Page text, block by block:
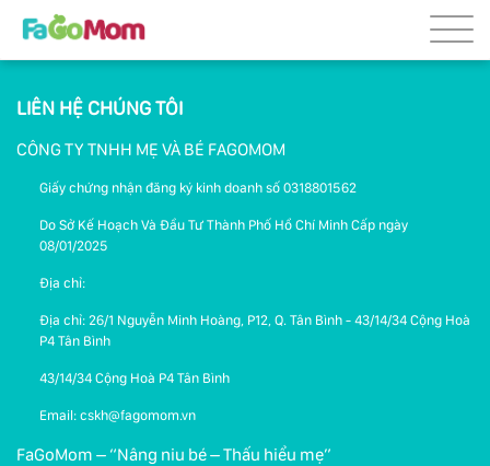
LIÊN HỆ CHÚNG TÔI
CÔNG TY TNHH MẸ VÀ BÉ FAGOMOM
Giấy chứng nhận đăng ký kinh doanh số 0318801562
Do Sở Kế Hoạch Và Đầu Tư Thành Phố Hồ Chí Minh Cấp ngày
08/01/2025
Địa chỉ:
Địa chỉ: 26/1 Nguyễn Minh Hoàng, P12, Q. Tân Bình - 43/14/34 Cộng Hoà
P4 Tân Bình
43/14/34 Cộng Hoà P4 Tân Bình
Email: cskh@fagomom.vn
FaGoMom – “Nâng niu bé – Thấu hiểu mẹ”